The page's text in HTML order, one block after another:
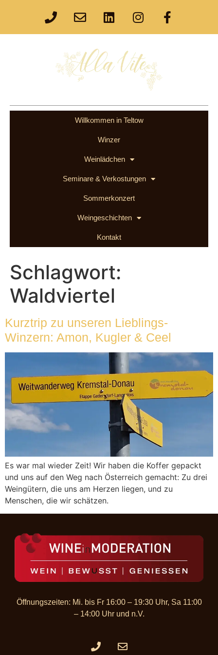
Willkommen in Teltow
Winzer
Weinlädchen
Seminare & Verkostungen
Sommerkonzert
Weingeschichten
Kontakt
Schlagwort:
Waldviertel
Kurztrip zu unseren Lieblings-
Winzern: Amon, Kugler & Ceel
Es war mal wieder Zeit! Wir haben die Koffer gepackt
und uns auf den Weg nach Österreich gemacht: Zu drei
Weingütern, die uns am Herzen liegen, und zu
Menschen, die wir schätzen.
Öffnungszeiten: Mi. bis Fr 16:00 – 19:30 Uhr, Sa 11:00
– 14:00 Uhr und n.V.​